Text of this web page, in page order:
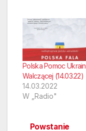
Polska Pomoc
Walczącej (14.03.22)
14.03.2022
W „Radio"
Powstanie